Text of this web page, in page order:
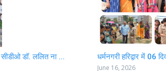
सीडीओ डॉ. ललित ना ... धर्मनगरी हरिद्वार में 06
June 16, 2026